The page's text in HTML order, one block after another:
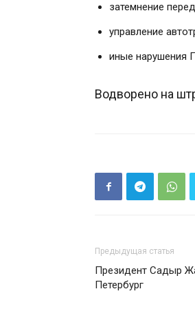
затемнение
управление
иные нарушения
Водворено на
Предыдущая статья
Президент Садыр
Петербург